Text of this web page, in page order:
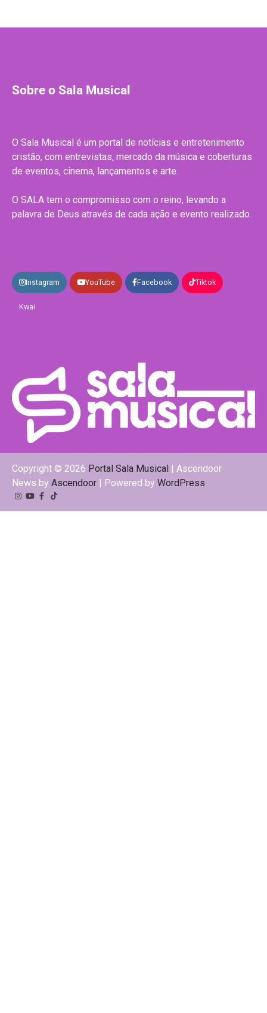
Sobre o Sala Musical
O Sala Musical é um portal de notícias e entretenimento
cristão, com entrevistas, mercado da música e coberturas
de eventos, cinema, lançamentos e arte.
O SALA tem o compromisso com o reino, levando a
palavra de Deus através de cada ação e evento realizado.
Instagram YouTube Facebook Tiktok
Kwai
Copyright © 2026 Portal Sala Musical
| Ascendoor
News by Ascendoor | Powered by WordPress.
Instagram
YouTube
Facebook
Tiktok